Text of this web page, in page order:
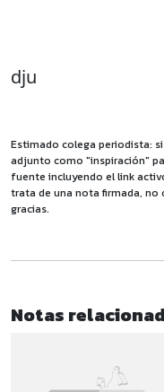
dju
Estimado colega periodista:
adjunto como "inspiración"
fuente incluyendo el link
trata de una nota firmada, no
gracias.
Notas